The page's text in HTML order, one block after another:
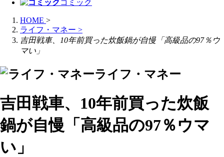
コミック
HOME >
ライフ・マネー >
吉田戦車、10年前買った炊飯鍋が自慢「高級品の97％ウ
マい」
ライフ・マネー
吉田戦車、10年前買った炊飯
鍋が自慢「高級品の97％ウマ
い」